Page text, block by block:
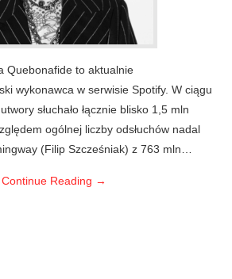
Quebonafide to aktualnie
wykonawca w serwisie Spotify. W ciągu
słuchało łącznie blisko 1,5 mln
ogólnej liczby odsłuchów nadal
(Filip Szcześniak) z 763 mln…
Continue Reading →